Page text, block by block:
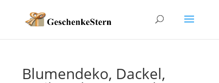
Blumendeko, Dackel,